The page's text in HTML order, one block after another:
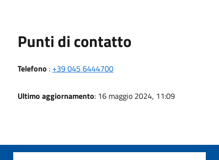
Punti di contatto
Telefono : +39 045 6444700
Ultimo aggiornamento: 16 maggio 2024, 11:09